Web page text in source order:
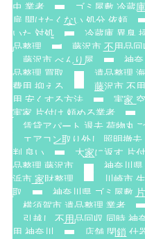
虫 業者
ゴミ屋敷 冷蔵
扉 開けたくない 処分 依頼
いた 対処
冷蔵庫 異臭
品整理
藤沢市 不用品回
藤沢市 べんり屋
神
品整理 買取
遺品整理
費用 抑える
藤沢市 不
用 安くする方法
実家
実家 片付け 頼める業者
賃貸アパート 退去 荷物丸
エアコン取り外し 照明撤去
判 良い
大家に返す 片
品整理 藤沢市
神奈川
浜市 家財整理
川崎市
取
神奈川県 ゴミ屋敷
横須賀市 遺品整理 業者
引越し 不用品回収 同時 神
用 神奈川
店舗 閉鎖 什